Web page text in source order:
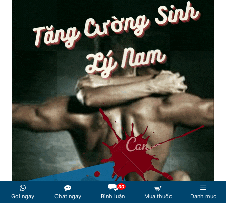
Gọi ngay Chát ngay
30
Bình luận Mua thuốc Danh mục